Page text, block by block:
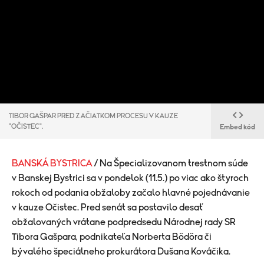
TIBOR GAŠPAR PRED ZAČIATKOM PROCESU V KAUZE
"OČISTEC".
Embed kód
BANSKÁ BYSTRICA / Na Špecializovanom trestnom súde
v Banskej Bystrici sa v pondelok (11.5.) po viac ako štyroch
rokoch od podania obžaloby začalo hlavné pojednávanie
v kauze Očistec. Pred senát sa postavilo desať
obžalovaných vrátane podpredsedu Národnej rady SR
Tibora Gašpara, podnikateľa Norberta Bödöra či
bývalého špeciálneho prokurátora Dušana Kováčika.